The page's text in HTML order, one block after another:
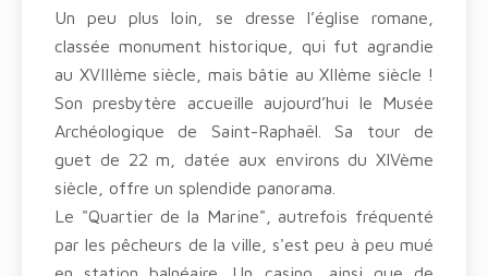
Un peu plus loin, se dresse l’église romane,
classée monument historique, qui fut agrandie
au XVIIIème siècle, mais bâtie au XIIème siècle !
Son presbytère accueille aujourd’hui le Musée
Archéologique de Saint-Raphaël. Sa tour de
guet de 22 m, datée aux environs du XIVème
siècle, offre un splendide panorama.
Le "Quartier de la Marine", autrefois fréquenté
par les pêcheurs de la ville, s'est peu à peu mué